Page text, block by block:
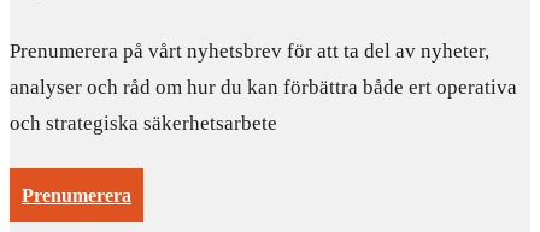
Prenumerera på vårt nyhetsbrev för att ta del av nyheter,
analyser och råd om hur du kan förbättra både ert operativa
och strategiska säkerhetsarbete
Prenumerera